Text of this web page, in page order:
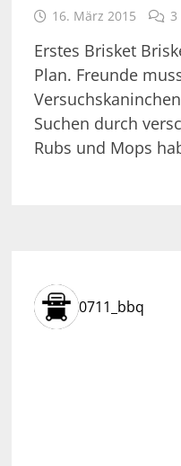
16. März 2015 3
Erstes Brisket
Plan. Freunde
Suchen durch
Rubs und Mops
0711_bbq